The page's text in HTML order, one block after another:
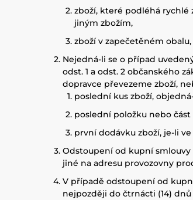
zboží, které podléhá rychlé
jiným zbožím,
zboží v zapečetěném
Nejedná-li se o případ
odst. 1 a odst. 2 občanského
dopravce převezeme zboží,
poslední kus zboží,
poslední položku nebo
první dodávku zboží, je-li
Odstoupení od kupní
jiné na adresu provozovny
V případě odstoupení od
nejpozději do čtrnácti (14)